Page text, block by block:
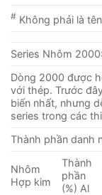
# Không phải là
Series Nhôm
Dòng 2000 được
với thép. Trước
biến nhất, nhưng
series trong các
Thành phần danh
Nhôm
Hợp kim
Thành
phần
(%) Al